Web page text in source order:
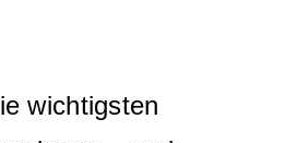
wichtigsten